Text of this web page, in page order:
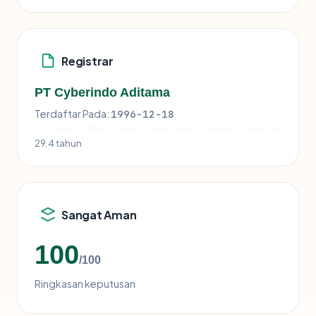
Registrar
PT Cyberindo Aditama
Terdaftar Pada: 1996-12-18
29.4 tahun
Sangat Aman
100/100
Ringkasan keputusan